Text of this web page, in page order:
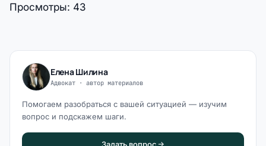
Просмотры: 43
Елена Шилина
Адвокат · автор материалов
Помогаем разобраться с вашей ситуацией — изучим
вопрос и подскажем шаги.